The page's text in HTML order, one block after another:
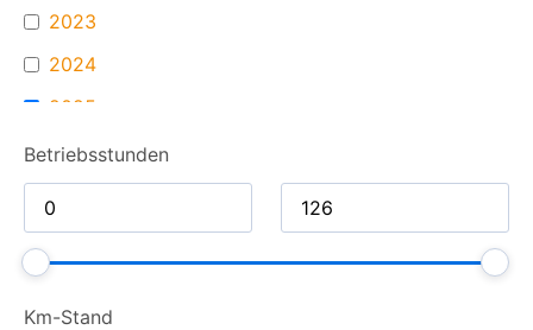
2023
2024
2025
Betriebsstunden
Km-Stand